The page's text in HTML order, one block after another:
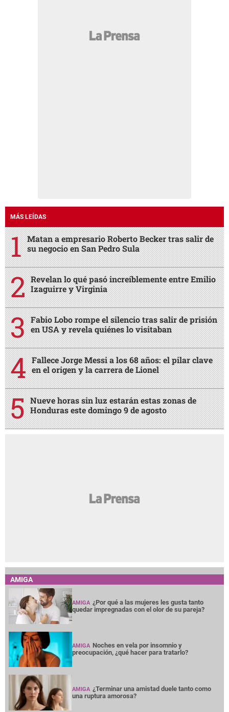
MÁS LEÍDAS
Matan a empresario Roberto Becker tras salir de
su negocio en San Pedro Sula
Revelan lo qué pasó increíblemente entre Emilio
Izaguirre y Virginia
Fabio Lobo rompe el silencio tras salir de prisión
en USA y revela quiénes lo visitaban
Fallece Jorge Messi a los 68 años: el pilar clave
en el origen y la carrera de Lionel
Nueve horas sin luz estarán estas zonas de
Honduras este domingo 9 de agosto
AMIGA
AMIGA ¿Por qué a las mujeres les gusta tanto
quedar impregnadas con el olor de su pareja?
AMIGA Noches en vela por insomnio y
preocupación, ¿qué hacer para tratarlo?
AMIGA ¿Terminar una amistad duele tanto como
una ruptura amorosa?